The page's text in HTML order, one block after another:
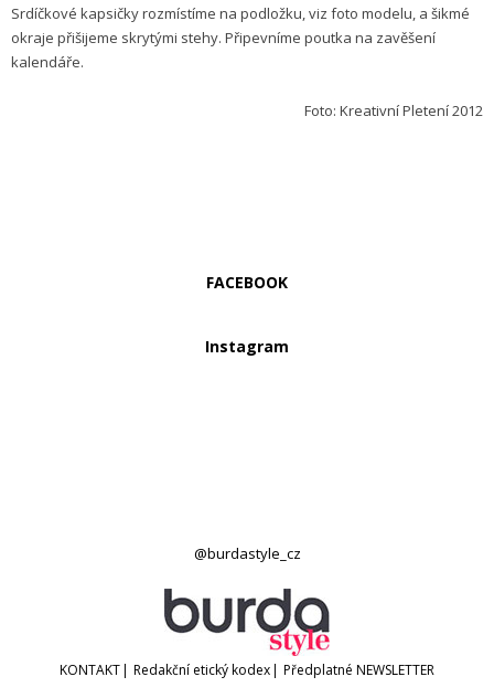
Srdíčkové kapsičky rozmístíme na podložku, viz foto modelu, a šikmé
okraje přišijeme skrytými stehy. Připevníme poutka na zavěšení
kalendáře.
Foto: Kreativní Pletení 2012
FACEBOOK
Instagram
@burdastyle_cz
KONTAKT| Redakční etický kodex| Předplatné NEWSLETTER